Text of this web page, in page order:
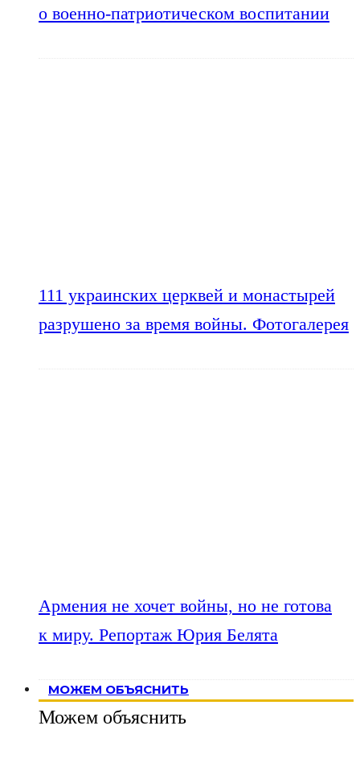
о военно-патриотическом воспитании
111 украинских церквей и монастырей
разрушено за время войны. Фотогалерея
Армения не хочет войны, но не готова
к миру. Репортаж Юрия Белята
МОЖЕМ ОБЪЯСНИТЬ
Можем объяснить